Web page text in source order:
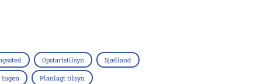
Opstartstilsyn Sjælland
Ingen Planlagt tilsyn